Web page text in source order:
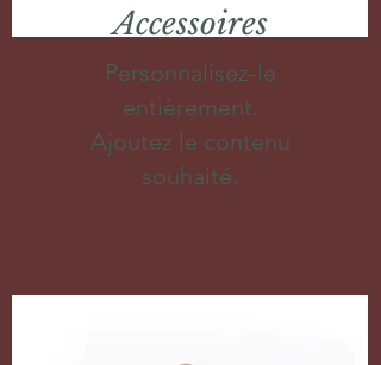
Accessoires
Personnalisez-le
entièrement.
Ajoutez le contenu
souhaité.